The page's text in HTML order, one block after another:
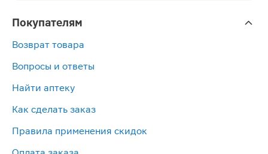
Покупателям
Возврат товара
Вопросы и ответы
Найти аптеку
Как сделать заказ
Правила применения скидок